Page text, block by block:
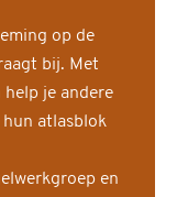
op de
bij. Met
help je andere
atlasblok
en